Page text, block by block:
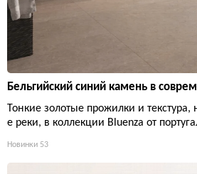
Бельгийский синий камень в
Тонкие золотые прожилки и
е реки, в коллекции Bluenza от
Новинки 53